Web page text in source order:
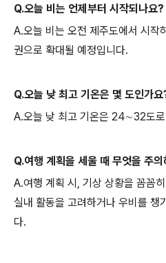
Q.오늘 비는 언제부터 시작되나요?
A.오늘 비는 오전 제주도에서 시작
권으로 확대될 예정입니다.
Q.오늘 낮 최고 기온은 몇 도인가요
A.오늘 낮 최고 기온은 24∼32도로
Q.여행 계획을 세울 때 무엇을 주
A.여행 계획 시, 기상 상황을 꼼꼼
실내 활동을 고려하거나 우비를 챙
다.